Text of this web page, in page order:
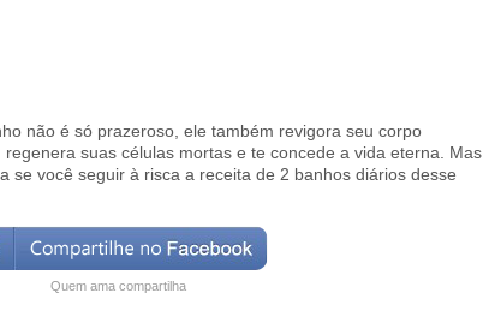
não é só prazeroso, ele também revigora seu corpo
suas células mortas e te concede a vida eterna. Mas
se você seguir à risca a receita de 2 banhos diários desse
Quem ama compartilha